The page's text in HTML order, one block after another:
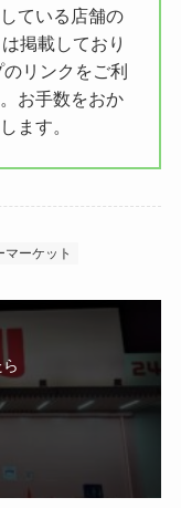
ている店舗の
掲載しており
リンクをご利
お手数をおか
ます。
マーケット